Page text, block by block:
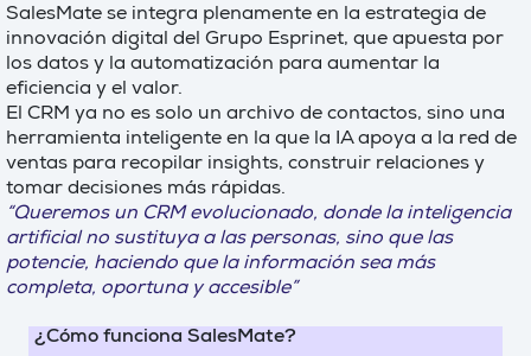
SalesMate se integra plenamente en la estrategia de
innovación digital del Grupo Esprinet, que apuesta por
los datos y la automatización para aumentar la
eficiencia y el valor.
El CRM ya no es solo un archivo de contactos, sino una
herramienta inteligente en la que la IA apoya a la red de
ventas para recopilar insights, construir relaciones y
tomar decisiones más rápidas.
“Queremos un CRM evolucionado, donde la inteligencia
artificial no sustituya a las personas, sino que las
potencie, haciendo que la información sea más
completa, oportuna y accesible”
¿Cómo funciona SalesMate?